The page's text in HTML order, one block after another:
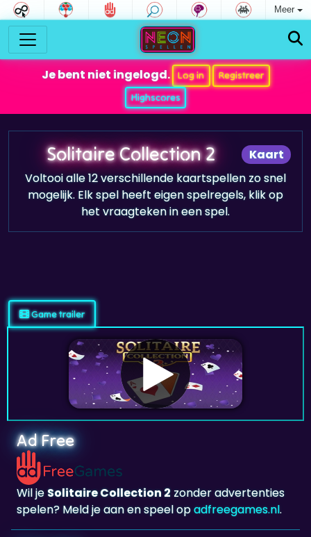
Meer
Je bent niet ingelogd. Log in
Registreer
Highscores
Kaart
Solitaire Collection 2
Voltooi alle 12 verschillende kaartspellen zo snel
mogelijk. Elk spel heeft eigen spelregels, klik op
het vraagteken in een spel.
Game trailer
Ad Free
Wil jeSolitaire Collection 2zonder advertenties
spelen? Meld je aan en speel opadfreegames.nl.